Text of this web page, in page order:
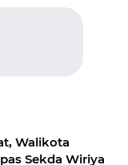
Walikota
Sekda Wiriya